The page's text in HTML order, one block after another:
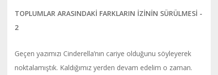
TOPLUMLAR ARASINDAKİ FARKLARIN İZİNİN SÜRÜLMESİ -
2
Geçen yazımızı Cinderella’nın cariye olduğunu söyleyerek
noktalamıştık. Kaldığımız yerden devam edelim o zaman.